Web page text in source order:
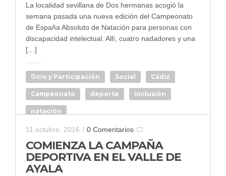
La localidad sevillana de Dos hermanas acogió la
semana pasada una nueva edición del Campeonato
de España Absoluto de Natación para personas con
discapacidad intelectual. Allí, cuatro nadadores y una
[…]
Ocio y Participación Social Cádiz
Campeonato deporte inclusión
natación
11 octubre, 2016 / 0 Comentarios
COMIENZA LA CAMPAÑA
DEPORTIVA EN EL VALLE DE
AYALA